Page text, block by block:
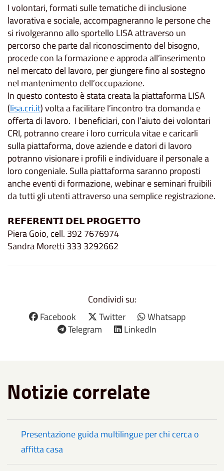
I volontari, formati sulle tematiche di inclusione
lavorativa e sociale, accompagneranno le persone che
si rivolgeranno allo sportello LISA attraverso un
percorso che parte dal riconoscimento del bisogno,
procede con la formazione e approda all’inserimento
nel mercato del lavoro, per giungere fino al sostegno
nel mantenimento dell’occupazione.
In questo contesto è stata creata la piattaforma LISA
(lisa.cri.it) volta a facilitare l’incontro tra domanda e
offerta di lavoro. I beneficiari, con l’aiuto dei volontari
CRI, potranno creare i loro curricula vitae e caricarli
sulla piattaforma, dove aziende e datori di lavoro
potranno visionare i profili e individuare il personale a
loro congeniale. Sulla piattaforma saranno proposti
anche eventi di formazione, webinar e seminari fruibili
da tutti gli utenti attraverso una semplice registrazione.
𝗥𝗘𝗙𝗘𝗥𝗘𝗡𝗧𝗜 𝗗𝗘𝗟 𝗣𝗥𝗢𝗚𝗘𝗧𝗧𝗢
Piera Goio, cell. 392 7676974
Sandra Moretti 333 3292662
Condividi su:
Facebook
Twitter
Whatsapp
Telegram
LinkedIn
Notizie correlate
Presentazione guida multilingue per chi cerca o
affitta casa